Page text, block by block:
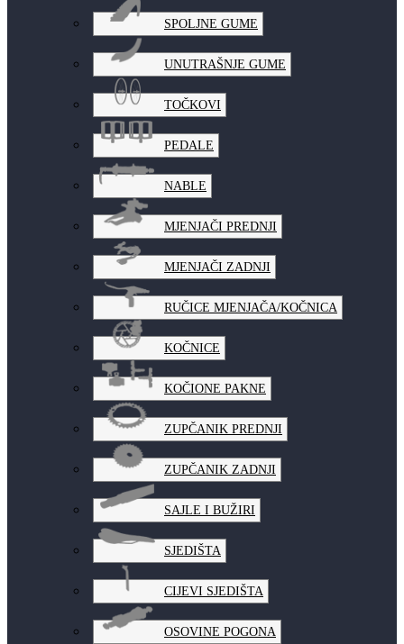
SPOLJNE GUME
UNUTRAŠNJE GUME
TOČKOVI
PEDALE
NABLE
MJENJAČI PREDNJI
MJENJAČI ZADNJI
RUČICE MJENJAČA/KOČNICA
KOČNICE
KOČIONE PAKNE
ZUPČANIK PREDNJI
ZUPČANIK ZADNJI
SAJLE I BUŽIRI
SJEDIŠTA
CIJEVI SJEDIŠTA
OSOVINE POGONA